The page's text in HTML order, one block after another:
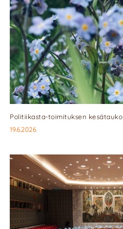
Politiikasta-toimituksen kesätauko
19.6.2026